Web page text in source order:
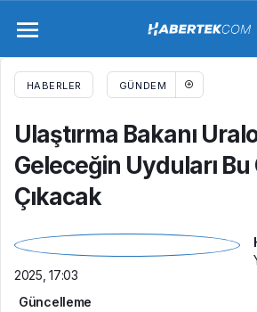
HABERLER GÜNDEM
Ulaştırma Bakanı
Geleceğin Uyduları
Çıkacak
2025, 17:03
Güncelleme
Ulaştırma Bakanı Uraloğlu:
Uyduları Bu Gençlerden